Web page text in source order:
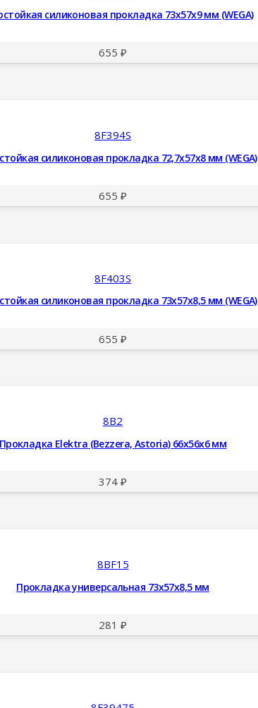
силиконовая прокладка 73x57x9 мм (WEGA)
655 ₽
8F394S
силиконовая прокладка 72,7x57x8 мм (WEGA)
655 ₽
8F403S
силиконовая прокладка 73x57x8,5 мм (WEGA)
655 ₽
8B2
Прокладка Elektra (Bezzera, Astoria) 66x56x6 мм
374 ₽
8BF15
Прокладка универсальная 73x57x8,5 мм
281 ₽